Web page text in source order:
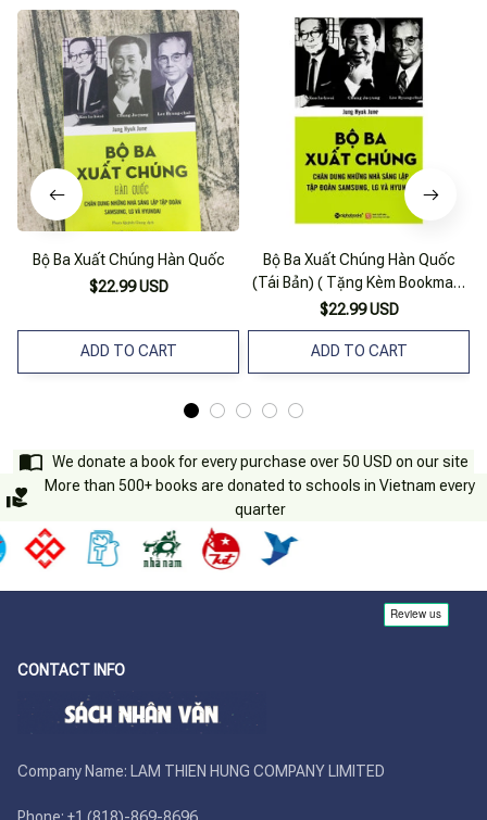
Bộ Ba Xuất Chúng Hàn Quốc
$22.99 USD
ADD TO CART
Bộ Ba Xuất Chúng Hàn Quốc
(Tái Bản) ( Tặng Kèm Bookmark
Sáng Tạo )
$22.99 USD
ADD TO CART
We donate a book for every purchase over 50 USD on our site
More than 500+ books are donated to schools in Vietnam every
quarter
CONTACT INFO
Company Name: LAM THIEN HUNG COMPANY LIMITED